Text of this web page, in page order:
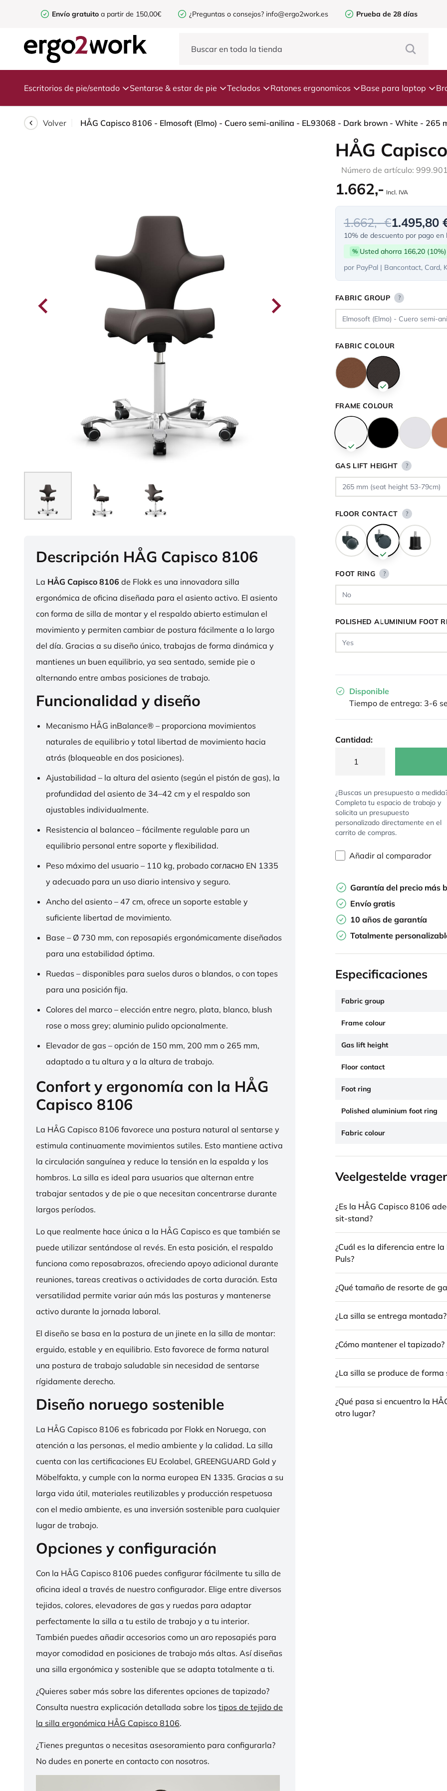
Envío gratuito a partir de 150,00€ ¿Preguntas o consejos? info@ergo2work.es Prueba de 28 días
Escritorios de pie/sentado Sentarse & estar de pie Teclados Ratones ergonomicos Base para laptop
Volver
Descripción HÅG Capisco 8106
La HÅG Capisco 8106 de Flokk es una innovadora silla
ergonómica de oficina diseñada para el asiento activo. El asiento
con forma de silla de montar y el respaldo abierto estimulan el
movimiento y permiten cambiar de postura fácilmente a lo largo
del día. Gracias a su diseño único, trabajas de forma dinámica y
mantienes un buen equilibrio, ya sea sentado, semide pie o
alternando entre ambas posiciones de trabajo.
Funcionalidad y diseño
Mecanismo HÅG inBalance® – proporciona movimientos
naturales de equilibrio y total libertad de movimiento hacia
atrás (bloqueable en dos posiciones).
Ajustabilidad – la altura del asiento (según el pistón de gas), la
profundidad del asiento de 34–42 cm y el respaldo son
ajustables individualmente.
Resistencia al balanceo – fácilmente regulable para un
equilibrio personal entre soporte y flexibilidad.
Peso máximo del usuario – 110 kg, probado согласно EN 1335
y adecuado para un uso diario intensivo y seguro.
Ancho del asiento – 47 cm, ofrece un soporte estable y
suficiente libertad de movimiento.
Base – Ø 730 mm, con reposapiés ergonómicamente diseñados
para una estabilidad óptima.
Ruedas – disponibles para suelos duros o blandos, o con topes
para una posición fija.
Colores del marco – elección entre negro, plata, blanco, blush
rose o moss grey; aluminio pulido opcionalmente.
Elevador de gas – opción de 150 mm, 200 mm o 265 mm,
adaptado a tu altura y a la altura de trabajo.
Confort y ergonomía con la HÅG
Capisco 8106
La HÅG Capisco 8106 favorece una postura natural al sentarse y
estimula continuamente movimientos sutiles. Esto mantiene activa
la circulación sanguínea y reduce la tensión en la espalda y los
hombros. La silla es ideal para usuarios que alternan entre
trabajar sentados y de pie o que necesitan concentrarse durante
largos períodos.
Lo que realmente hace única a la HÅG Capisco es que también se
puede utilizar sentándose al revés. En esta posición, el respaldo
funciona como reposabrazos, ofreciendo apoyo adicional durante
reuniones, tareas creativas o actividades de corta duración. Esta
versatilidad permite variar aún más las posturas y mantenerse
activo durante la jornada laboral.
El diseño se basa en la postura de un jinete en la silla de montar:
erguido, estable y en equilibrio. Esto favorece de forma natural
una postura de trabajo saludable sin necesidad de sentarse
rígidamente derecho.
Diseño noruego sostenible
La HÅG Capisco 8106 es fabricada por Flokk en Noruega, con
atención a las personas, el medio ambiente y la calidad. La silla
cuenta con las certificaciones EU Ecolabel, GREENGUARD Gold y
Möbelfakta, y cumple con la norma europea EN 1335. Gracias a su
larga vida útil, materiales reutilizables y producción respetuosa
con el medio ambiente, es una inversión sostenible para cualquier
lugar de trabajo.
Opciones y configuración
Con la HÅG Capisco 8106 puedes configurar fácilmente tu silla de
oficina ideal a través de nuestro configurador. Elige entre diversos
tejidos, colores, elevadores de gas y ruedas para adaptar
perfectamente la silla a tu estilo de trabajo y a tu interior.
También puedes añadir accesorios como un aro reposapiés para
mayor comodidad en posiciones de trabajo más altas. Así diseñas
una silla ergonómica y sostenible que se adapta totalmente a ti.
¿Quieres saber más sobre las diferentes opciones de tapizado?
Consulta nuestra explicación detallada sobre los tipos de tejido de
la silla ergonómica HÅG Capisco 8106.
¿Tienes preguntas o necesitas asesoramiento para configurarla?
No dudes en ponerte en contacto con nosotros.
HÅG
Número de artículo:
1.662,- Incl. IVA
1.662,- €1.495,80
10% de descuento por pago en
% Usted ahorra 166,20 (10%)
por PayPal | Bancontact, Card,
FABRIC GROUP ?
FABRIC COLOUR
FRAME COLOUR
GAS LIFT HEIGHT ?
FLOOR CONTACT ?
FOOT RING ?
POLISHED ALUMINIUM FOOT
Disponible
Tiempo de entrega: 3-6
Cantidad:
¿Buscas un presupuesto a
Completa tu espacio de trabajo y
solicita un presupuesto
personalizado directamente en el
carrito de compras.
Añadir al comparador
Garantía del precio más
Envío gratis
10 años de garantía
Totalmente
Especificaciones
Fabric group
Frame colour
Gas lift height
Floor contact
Foot ring
Polished aluminium foot ring
Fabric colour
Veelgestelde
¿Es la HÅG Capisco 8106
sit-stand?
¿Cuál es la diferencia entre
Puls?
¿Qué tamaño de resorte de
¿La silla se entrega montada?
¿Cómo mantener el tapizado?
¿La silla se produce de forma
¿Qué pasa si encuentro la
otro lugar?